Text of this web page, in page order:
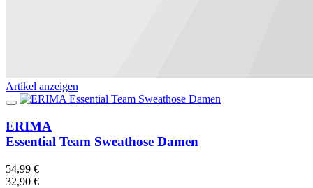
Artikel anzeigen
ERIMA
Essential Team Sweathose Damen
54,99 €
32,90 €